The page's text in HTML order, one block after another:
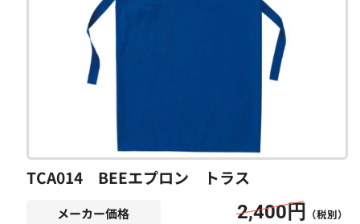
TCA014 BEEエプロン トラス
メーカー価格 2,400円 （税別）